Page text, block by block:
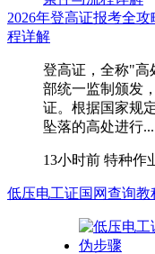
2026年登高证报考全
程详解
登高证，全称"高
部统一监制颁发
证。根据国家规
坠落的高处进行...
13小时前 特种作
低压电工证国网查询教